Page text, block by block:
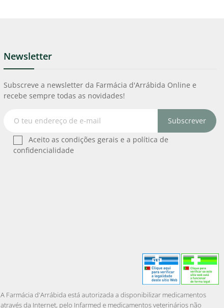
Newsletter
Subscreve a newsletter da Farmácia d'Arrábida Online e
recebe sempre todas as novidades!
Subscrever
Aceito as condições gerais e a política de
confidencialidade
A Farmácia d'Arrábida está autorizada a disponibilizar medicamentos
através da Internet, pelo Infarmed e medicamentos veterinários não